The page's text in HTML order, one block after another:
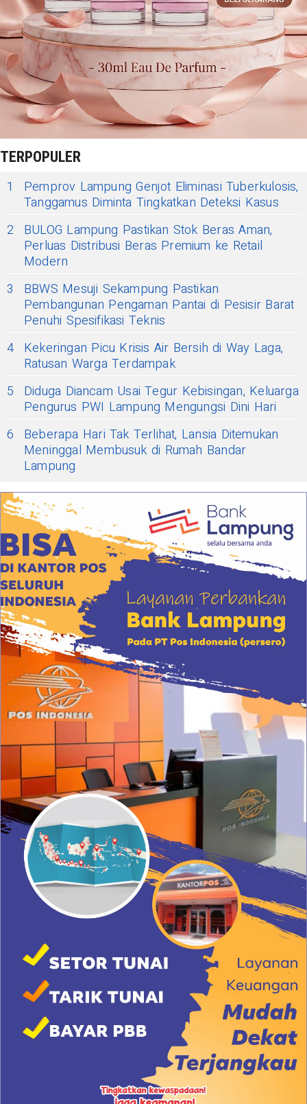
TERPOPULER
1
Pemprov Lampung Genjot Eliminasi Tuberkulosis,
Tanggamus Diminta Tingkatkan Deteksi Kasus
2
BULOG Lampung Pastikan Stok Beras Aman,
Perluas Distribusi Beras Premium ke Retail
Modern
3
BBWS Mesuji Sekampung Pastikan
Pembangunan Pengaman Pantai di Pesisir Barat
Penuhi Spesifikasi Teknis
4 Kekeringan Picu Krisis Air Bersih di Way Laga,
Ratusan Warga Terdampak
5
Diduga Diancam Usai Tegur Kebisingan, Keluarga
Pengurus PWI Lampung Mengungsi Dini Hari
6
Beberapa Hari Tak Terlihat, Lansia Ditemukan
Meninggal Membusuk di Rumah Bandar
Lampung